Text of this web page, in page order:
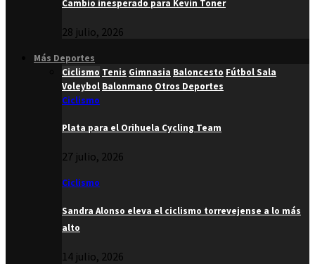
Cambio inesperado para Kevin Toner
28 julio, 2026
Más Deportes
Ciclismo Tenis Gimnasia Baloncesto Fútbol Sala
Voleybol Balonmano Otros Deportes
Ciclismo
Plata para el Orihuela Cycling Team
27 julio, 2026
Ciclismo
Sandra Alonso eleva el ciclismo torrevejense a lo más
alto
14 julio, 2026